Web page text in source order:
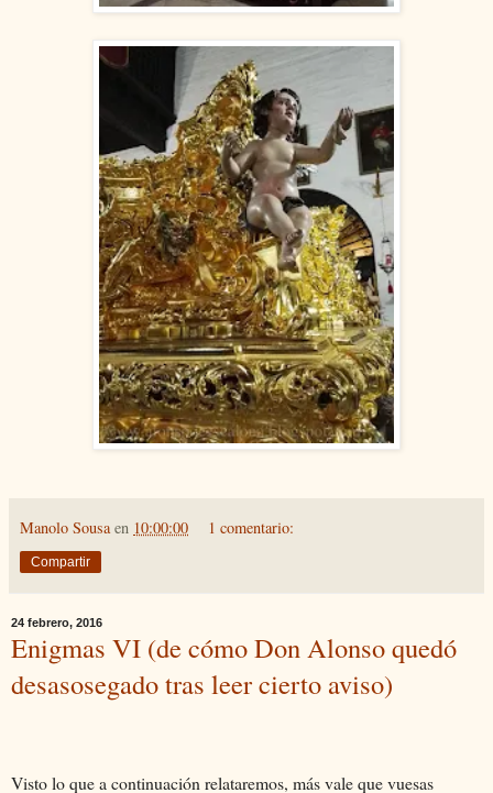
Manolo Sousa en 10:00:00 1 comentario:
Compartir
24 febrero, 2016
Enigmas VI (de cómo Don Alonso quedó
desasosegado tras leer cierto aviso)
Visto lo que a continuación relataremos, más vale que vuesas